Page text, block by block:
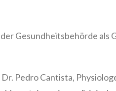
Gesundheitsbehörde
Pedro Cantista,